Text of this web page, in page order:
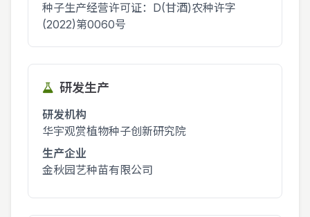
种子生产经营许可证：D(甘酒)农种许字
(2022)第0060号
研发生产
研发机构
华宇观赏植物种子创新研究院
生产企业
金秋园艺种苗有限公司